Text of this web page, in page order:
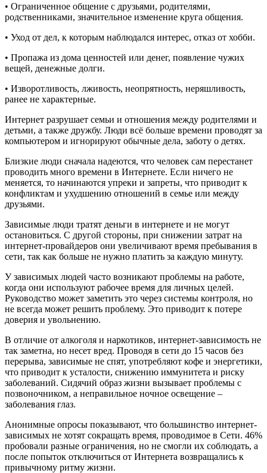
• Ограниченное общение с друзьями, родителями,
родственниками, значительное изменение круга общения.
• Уход от дел, к которым наблюдался интерес, отказ от хобби.
• Пропажа из дома ценностей или денег, появление чужих
вещей, денежные долги.
• Изворотливость, лживость, неопрятность, неряшливость,
ранее не характерные.
Интернет разрушает семьи и отношения между родителями и
детьми, а также дружбу. Люди всё больше времени проводят за
компьютером и игнорируют обычные дела, заботу о детях.
Близкие люди сначала надеются, что человек сам перестанет
проводить много времени в Интернете. Если ничего не
меняется, то начинаются упреки и запреты, что приводит к
конфликтам и ухудшению отношений в семье или между
друзьями.
Зависимые люди тратят деньги в интернете и не могут
остановиться. С другой стороны, при снижении затрат на
интернет-провайдеров они увеличивают время пребывания в
сети, так как больше не нужно платить за каждую минуту.
У зависимых людей часто возникают проблемы на работе,
когда они используют рабочее время для личных целей.
Руководство может заметить это через системы контроля, но
не всегда может решить проблему. Это приводит к потере
доверия и увольнению.
В отличие от алкоголя и наркотиков, интернет-зависимость не
так заметна, но несет вред. Проводя в сети до 15 часов без
перерыва, зависимые не спят, употребляют кофе и энергетики,
что приводит к усталости, снижению иммунитета и риску
заболеваний. Сидячий образ жизни вызывает проблемы с
позвоночником, а неправильное ночное освещение –
заболевания глаз.
Анонимные опросы показывают, что большинство интернет-
зависимых не хотят сокращать время, проводимое в Сети. 46%
пробовали разные ограничения, но не смогли их соблюдать, а
после попыток отключиться от Интернета возвращались к
привычному ритму жизни.